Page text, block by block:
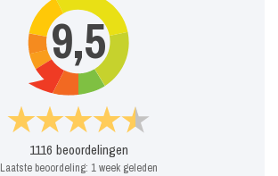
9,5
1116 beoordelingen
Laatste beoordeling: 1 week geleden